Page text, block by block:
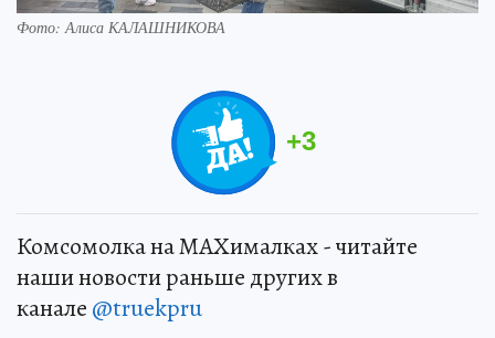
Фото: Алиса КАЛАШНИКОВА
+3
Комсомолка на MAXималках - читайте
наши новости раньше других в
канале @truekpru